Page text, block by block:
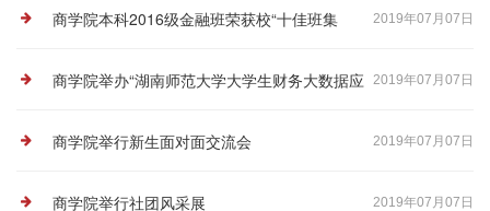
2019年07月07日
商学院本科2016级金融班荣获校“十佳班集
体”荣誉称号 2019年07月07日
商学院举办“湖南师范大学大学生财务大数据应
用能力比赛” 2019年07月07日
商学院举行新生面对面交流会
2019年07月07日
商学院举行社团风采展